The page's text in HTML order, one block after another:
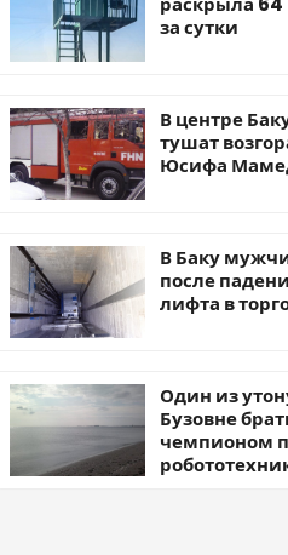
за сутки
В центре
тушат
Юсифа
В Баку
после
лифта в
Один из
Бузовне
чемпионом